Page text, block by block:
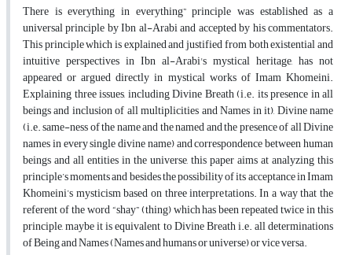
There is everything in everything” principle was established as a
universal principle by Ibn al-Arabi and accepted by his commentators.
This principle which is explained and justified from both existential and
intuitive perspectives in Ibn al-Arabi's mystical heritage, has not
appeared or argued directly in mystical works of Imam Khomeini.
Explaining three issues, including Divine Breath (i.e. its presence in all
beings and inclusion of all multiplicities and Names in it), Divine name
(i.e. same-ness of the name and the named and the presence of all Divine
names in every single divine name) and correspondence between human
beings and all entities in the universe, this paper aims at analyzing this
principle’s moments and besides the possibility of its acceptance in Imam
Khomeini’s mysticism based on three interpretations. In a way that the
referent of the word “shay” (thing) which has been repeated twice in this
principle, maybe it is equivalent to Divine Breath i.e. all determinations
of Being and Names (Names and humans or universe) or vice versa.